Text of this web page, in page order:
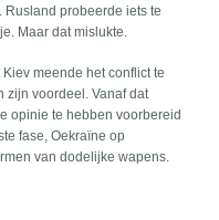
Rusland probeerde iets te
Maar dat mislukte.
meende het conflict te
zijn voordeel. Vanaf dat
opinie te hebben voorbereid
fase, Oekraïne op
van dodelijke wapens.